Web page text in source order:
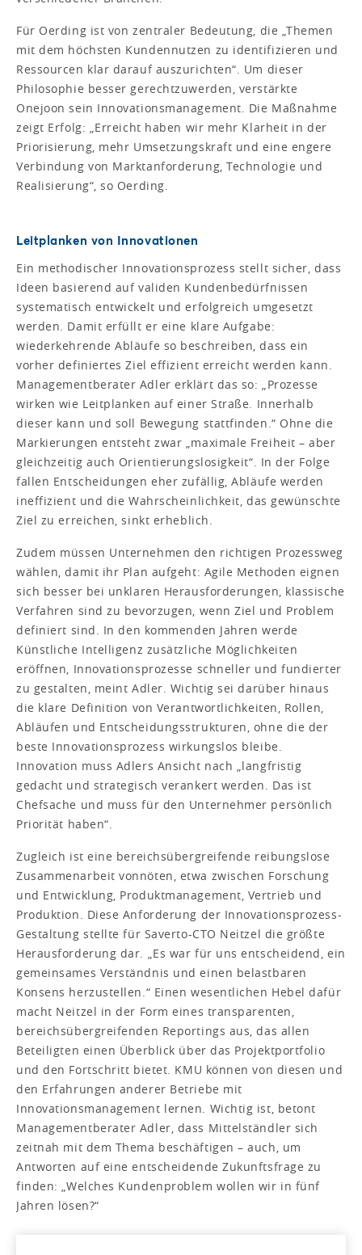
Für Oerding ist von zentraler Bedeutung, die „Themen
mit dem höchsten Kundennutzen zu identifizieren und
Ressourcen klar darauf auszurichten“. Um dieser
Philosophie besser gerechtzuwerden, verstärkte
Onejoon sein Innovationsmanagement. Die Maßnahme
zeigt Erfolg: „Erreicht haben wir mehr Klarheit in der
Priorisierung, mehr Umsetzungskraft und eine engere
Verbindung von Marktanforderung, Technologie und
Realisierung“, so Oerding.
Leitplanken von Innovationen
Ein methodischer Innovationsprozess stellt sicher, dass
Ideen basierend auf validen Kundenbedürfnissen
systematisch entwickelt und erfolgreich umgesetzt
werden. Damit erfüllt er eine klare Aufgabe:
wiederkehrende Abläufe so beschreiben, dass ein
vorher definiertes Ziel effizient erreicht werden kann.
Managementberater Adler erklärt das so: „Prozesse
wirken wie Leitplanken auf einer Straße. Innerhalb
dieser kann und soll Bewegung stattfinden.“ Ohne die
Markierungen entsteht zwar „maximale Freiheit – aber
gleichzeitig auch Orientierungslosigkeit“. In der Folge
fallen Entscheidungen eher zufällig, Abläufe werden
ineffizient und die Wahrscheinlichkeit, das gewünschte
Ziel zu erreichen, sinkt erheblich.
Zudem müssen Unternehmen den richtigen Prozessweg
wählen, damit ihr Plan aufgeht: Agile Methoden eignen
sich besser bei unklaren Herausforderungen, klassische
Verfahren sind zu bevorzugen, wenn Ziel und Problem
definiert sind. In den kommenden Jahren werde
Künstliche Intelligenz zusätzliche Möglichkeiten
eröffnen, Innovationsprozesse schneller und fundierter
zu gestalten, meint Adler. Wichtig sei darüber hinaus
die klare Definition von Verantwortlichkeiten, Rollen,
Abläufen und Entscheidungsstrukturen, ohne die der
beste Innovationsprozess wirkungslos bleibe.
Innovation muss Adlers Ansicht nach „langfristig
gedacht und strategisch verankert werden. Das ist
Chefsache und muss für den Unternehmer persönlich
Priorität haben“.
Zugleich ist eine bereichsübergreifende reibungslose
Zusammenarbeit vonnöten, etwa zwischen Forschung
und Entwicklung, Produktmanagement, Vertrieb und
Produktion. Diese Anforderung der Innovationsprozess-
Gestaltung stellte für Saverto-CTO Neitzel die größte
Herausforderung dar. „Es war für uns entscheidend, ein
gemeinsames Verständnis und einen belastbaren
Konsens herzustellen.“ Einen wesentlichen Hebel dafür
macht Neitzel in der Form eines transparenten,
bereichsübergreifenden Reportings aus, das allen
Beteiligten einen Überblick über das Projektportfolio
und den Fortschritt bietet. KMU können von diesen und
den Erfahrungen anderer Betriebe mit
Innovationsmanagement lernen. Wichtig ist, betont
Managementberater Adler, dass Mittelständler sich
zeitnah mit dem Thema beschäftigen – auch, um
Antworten auf eine entscheidende Zukunftsfrage zu
finden: „Welches Kundenproblem wollen wir in fünf
Jahren lösen?“